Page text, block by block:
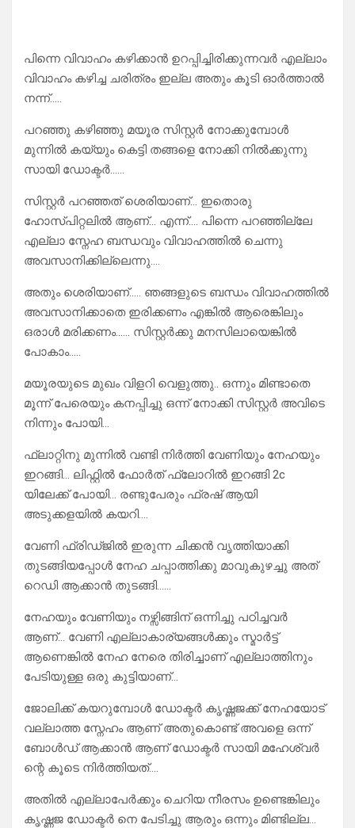
പിന്നെ വിവാഹം കഴിക്കാൻ ഉറപ്പിച്ചിരിക്കുന്നവർ എല്ലാം
വിവാഹം കഴിച്ച ചരിത്രം ഇല്ല അതും കൂടി ഓർത്താൽ
നന്ന്…..
പറഞ്ഞു കഴിഞ്ഞു മയൂര സിസ്റ്റർ നോക്കുമ്പോൾ
മുന്നിൽ കയ്യും കെട്ടി തങ്ങളെ നോക്കി നിൽക്കുന്നു
സായി ഡോക്ടർ……
സിസ്റ്റർ പറഞ്ഞത് ശെരിയാണ്… ഇതൊരു
ഹോസ്പിറ്റലിൽ ആണ്… എന്ന്…. പിന്നെ പറഞ്ഞില്ലേ
എല്ലാ സ്നേഹ ബന്ധവും വിവാഹത്തിൽ ചെന്നു
അവസാനിക്കില്ലെന്നു….
അതും ശെരിയാണ്….. ഞങ്ങളുടെ ബന്ധം വിവാഹത്തിൽ
അവസാനിക്കാതെ ഇരിക്കണം എങ്കിൽ ആരെങ്കിലും
ഒരാൾ മരിക്കണം…… സിസ്റ്റർക്കു മനസിലായെങ്കിൽ
പോകാം…..
മയൂരയുടെ മുഖം വിളറി വെളുത്തു.. ഒന്നും മിണ്ടാതെ
മൂന്ന് പേരെയും കനപ്പിച്ചു ഒന്ന് നോക്കി സിസ്റ്റർ അവിടെ
നിന്നും പോയി…
ഫ്ലാറ്റിനു മുന്നിൽ വണ്ടി നിർത്തി വേണിയും നേഹയും
ഇറങ്ങി… ലിഫ്റ്റിൽ ഫോർത് ഫ്ലോറിൽ ഇറങ്ങി 2c
യിലേക്ക് പോയി… രണ്ടുപേരും ഫ്രഷ് ആയി
അടുക്കളയിൽ കയറി….
വേണി ഫ്രിഡ്ജിൽ ഇരുന്ന ചിക്കൻ വൃത്തിയാക്കി
തുടങ്ങിയപ്പോൾ നേഹ ചപ്പാത്തിക്കു മാവുകുഴച്ചു അത്
റെഡി ആക്കാൻ തുടങ്ങി……
നേഹയും വേണിയും നഴ്സിങ്ങിന് ഒന്നിച്ചു പഠിച്ചവർ
ആണ്… വേണി എല്ലാകാര്യങ്ങൾക്കും സ്മാർട്ട്‌
ആണെങ്കിൽ നേഹ നേരെ തിരിച്ചാണ് എല്ലാത്തിനും
പേടിയുള്ള ഒരു കുട്ടിയാണ്…
ജോലിക്ക് കയറുമ്പോൾ ഡോക്ടർ കൃഷ്ണജക്ക്‌ നേഹയോട്
വല്ലാത്ത സ്നേഹം ആണ് അതുകൊണ്ട് അവളെ ഒന്ന്
ബോൾഡ് ആക്കാൻ ആണ് ഡോക്ടർ സായി മഹേശ്വർ
ന്റെ കൂടെ നിർത്തിയത്….
അതിൽ എല്ലാപേർക്കും ചെറിയ നീരസം ഉണ്ടെങ്കിലും
കൃഷ്ണജ ഡോക്ടർ നെ പേടിച്ചു ആരും ഒന്നും മിണ്ടില്ല…